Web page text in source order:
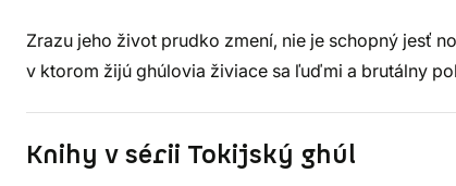
Zrazu jeho život prudko zmení, nie je schopný jesť
v ktorom žijú ghúlovia živiace sa ľuďmi a brutálny
Knihy v sérii Tokijský ghúl